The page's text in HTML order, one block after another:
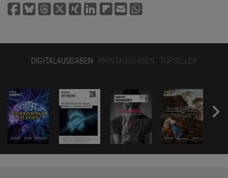
DIGITALAUSGABEN PRINTAUSGABEN TOPSELLER